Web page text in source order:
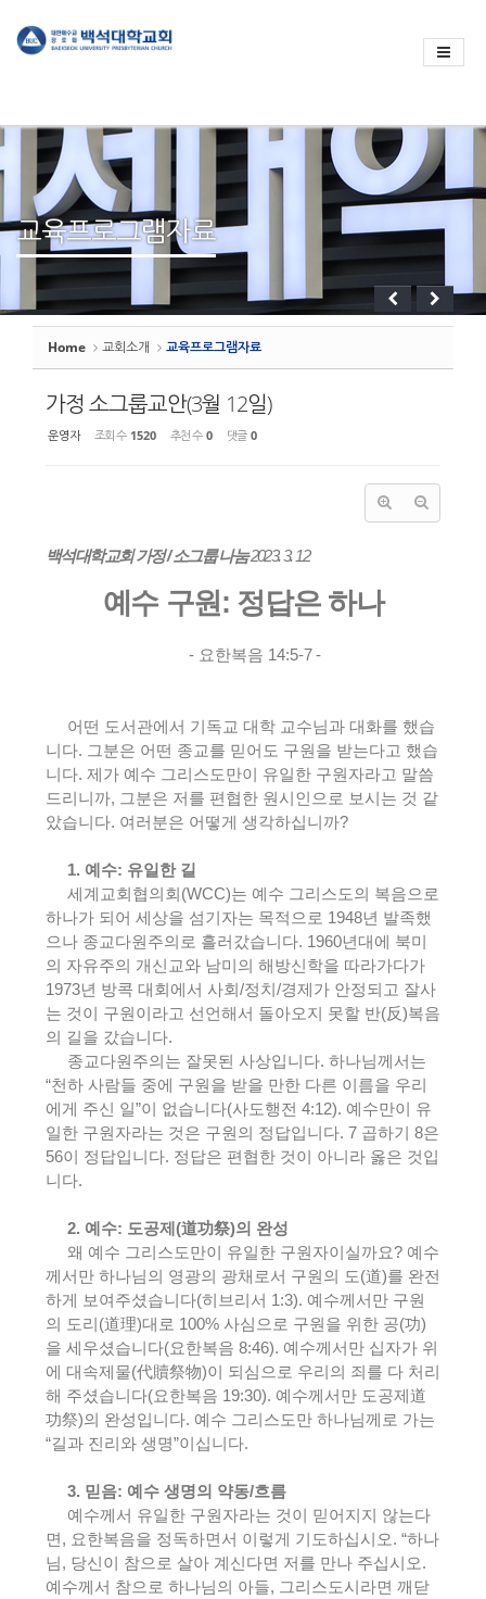
교육프로그램자료
Home 교회소개 교육프로그램자료
가정 소그룹교안(3월 12일)
운영자 조회 수 1520 추천 수 0 댓글 0
백석대학교회 가정/소그룹 나눔2023. 3. 12
예수 구원: 정답은 하나
- 요한복음 14:5-7-
어떤 도서관에서 기독교 대학 교수님과 대화를 했습
니다. 그분은 어떤 종교를 믿어도 구원을 받는다고 했습
니다. 제가 예수 그리스도만이 유일한 구원자라고 말씀
드리니까, 그분은 저를 편협한 원시인으로 보시는 것 같
았습니다. 여러분은 어떻게 생각하십니까?
1. 예수: 유일한 길
세계교회협의회(WCC)는 예수 그리스도의 복음으로
하나가 되어 세상을 섬기자는 목적으로 1948년 발족했
으나 종교다원주의로 흘러갔습니다. 1960년대에 북미
의 자유주의 개신교와 남미의 해방신학을 따라가다가
1973년 방콕 대회에서 사회/정치/경제가 안정되고 잘사
는 것이 구원이라고 선언해서 돌아오지 못할 반(反)복음
의 길을 갔습니다.
종교다원주의는 잘못된 사상입니다. 하나님께서는
“천하 사람들 중에 구원을 받을 만한 다른 이름을 우리
에게 주신 일”이 없습니다(사도행전 4:12). 예수만이 유
일한 구원자라는 것은 구원의 정답입니다. 7 곱하기 8은
56이 정답입니다. 정답은 편협한 것이 아니라 옳은 것입
니다.
2. 예수: 도공제 (道功祭)의 완성
왜 예수 그리스도만이 유일한 구원자이실까요? 예수
께서만 하나님의 영광의 광채로서 구원의 도(道)를 완전
하게 보여주셨습니다(히브리서 1:3). 예수께서만 구원
의 도리(道理)대로 100% 사심으로 구원을 위한 공(功)
을 세우셨습니다(요한복음 8:46). 예수께서만 십자가 위
에 대속제물(代贖祭物)이 되심으로 우리의 죄를 다 처리
해 주셨습니다(요한복음 19:30). 예수께서만 도공제道
功祭)의 완성입니다. 예수 그리스도만 하나님께로 가는
“길과 진리와 생명”이십니다.
3. 믿음: 예수 생명의 약동/흐름
예수께서 유일한 구원자라는 것이 믿어지지 않는다
면, 요한복음을 정독하면서 이렇게 기도하십시오. “하나
님, 당신이 참으로 살아 계신다면 저를 만나 주십시오.
예수께서 참으로 하나님의 아들, 그리스도시라면 깨닫
스케치북5
스케치북5